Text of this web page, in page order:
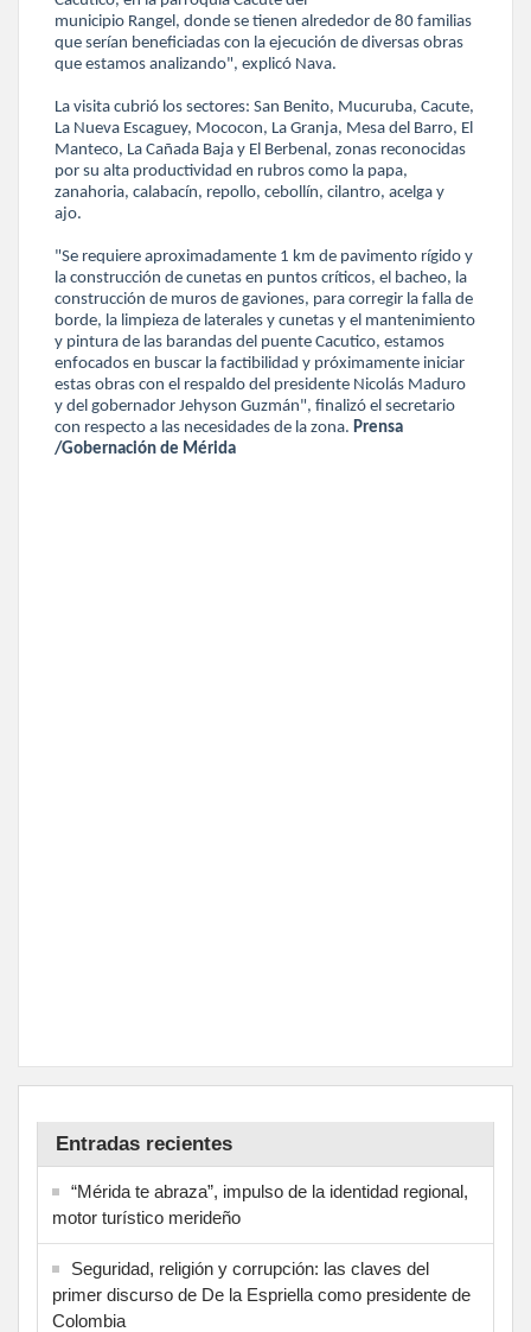
municipio Rangel, donde se tienen alrededor de 80 familias
que serían beneficiadas con la ejecución de diversas obras
que estamos analizando", explicó Nava.
La visita cubrió los sectores: San Benito, Mucuruba, Cacute,
La Nueva Escaguey, Mococon, La Granja, Mesa del Barro, El
Manteco, La Cañada Baja y El Berbenal, zonas reconocidas
por su alta productividad en rubros como la papa,
zanahoria, calabacín, repollo, cebollín, cilantro, acelga y
ajo.
"Se requiere aproximadamente 1 km de pavimento rígido y
la construcción de cunetas en puntos críticos, el bacheo, la
construcción de muros de gaviones, para corregir la falla de
borde, la limpieza de laterales y cunetas y el mantenimiento
y pintura de las barandas del puente Cacutico, estamos
enfocados en buscar la factibilidad y próximamente iniciar
estas obras con el respaldo del presidente Nicolás Maduro
y del gobernador Jehyson Guzmán", finalizó el secretario
con respecto a las necesidades de la zona. Prensa
/Gobernación de Mérida
Entradas recientes
“Mérida te abraza”, impulso de la identidad regional,
motor turístico merideño
Seguridad, religión y corrupción: las claves del
primer discurso de De la Espriella como presidente de
Colombia